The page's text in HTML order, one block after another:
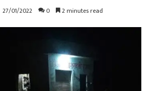
27/01/2022 0 2 minutes read